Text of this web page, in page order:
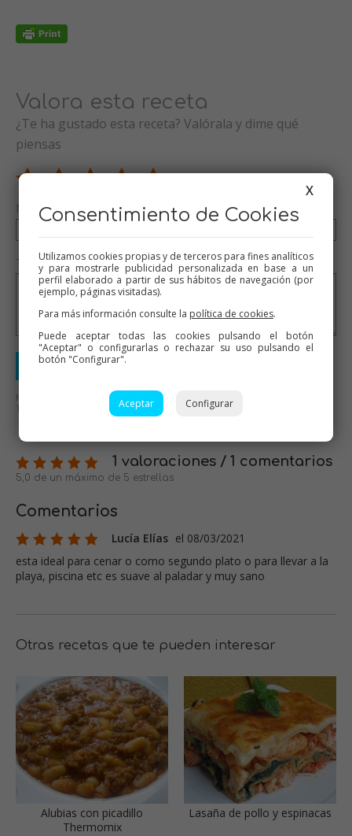
Valora esta receta
¿Te ha gustado esta receta? Valórala y dime qué
piensas
Nombre (opcional)
Tu valoración (opcional)
Enviar valoración
No se aceptarán mensajes ofensivos o de mal gusto.
Todos los mensajes serán revisados antes de su publicación.
1 valoraciones / 1 comentarios
5,0 de un máximo de 5 estrellas
Comentarios
Lucía Elías el 08/03/2021
esta ideal para cenar o como segundo plato o para llevar a la
playa, piscina etc es suave al paladar y muy sano
Otras recetas que te pueden interesar
Alubias con picadillo
Thermomix
Lasaña de pollo y espinacas
X
Consentimiento de Cookies
Utilizamos cookies propias y de terceros para fines analíticos
y para mostrarle publicidad personalizada en base a un
perfil elaborado a partir de sus hábitos de navegación (por
ejemplo, páginas visitadas).
Para más información consulte la política de cookies.
Puede aceptar todas las cookies pulsando el botón
"Aceptar" o configurarlas o rechazar su uso pulsando el
botón "Configurar".
Aceptar Configurar